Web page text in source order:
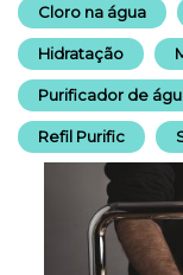
Cloro na água
Hidratação
Purificador de
Refil Purific